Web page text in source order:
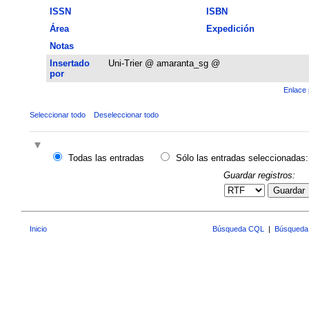
ISSN
ISBN
Área
Expedición
Notas
Insertado
por
Uni-Trier @ amaranta_sg @
Enlace
Seleccionar todo Deseleccionar todo
Todas las entradas
Sólo las entradas seleccionadas:
Guardar registros:
Guardar
Inicio Búsqueda CQL